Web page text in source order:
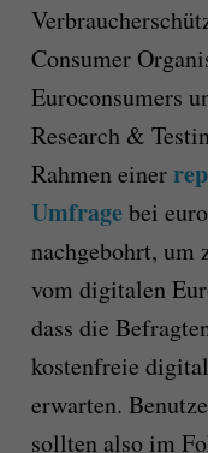
Consumer
Euroconsumers
Research &
Rahmen einer
Umfragebei
nachgebohrt, um
vom digitalen
dass die
kostenfreie
erwarten.
sollten also im